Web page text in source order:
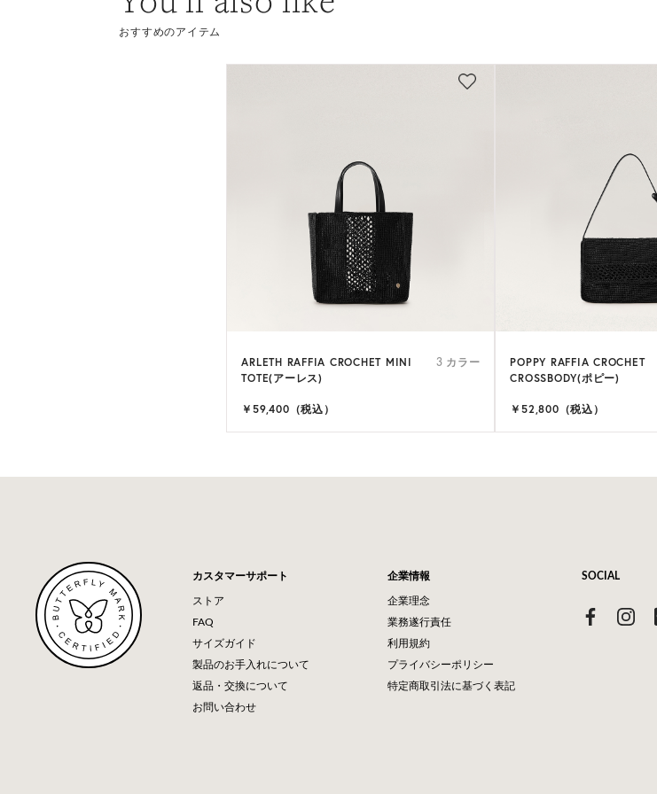
おすすめのアイテム
ARLETH RAFFIA CROCHET MINI
TOTE(アーレス)
3 カラー
￥59,400（税込）
POPPY RAFFIA CROCHET
CROSSBODY(ポピー)
￥52,800（税込）
カスタマーサポート
ストア
FAQ
サイズガイド
製品のお手入れについて
返品・交換について
お問い合わせ
企業情報
企業理念
業務遂行責任
利用規約
プライバシーポリシー
特定商取引法に基づく表記
SOCIAL